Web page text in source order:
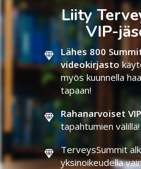
Liity
VIP-
Lähes 800
videokirjasto
myös kuunnella
tapaan!
Rahanarvoiset
tapahtumien välillä!
TerveysSummit
yksinoikeudella